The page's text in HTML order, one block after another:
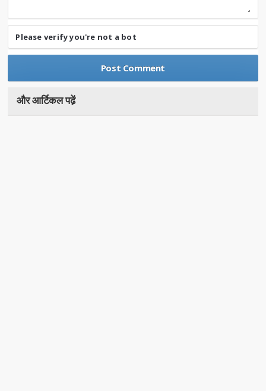
Please verify you're not a bot
और आर्टिकल पढे़ं